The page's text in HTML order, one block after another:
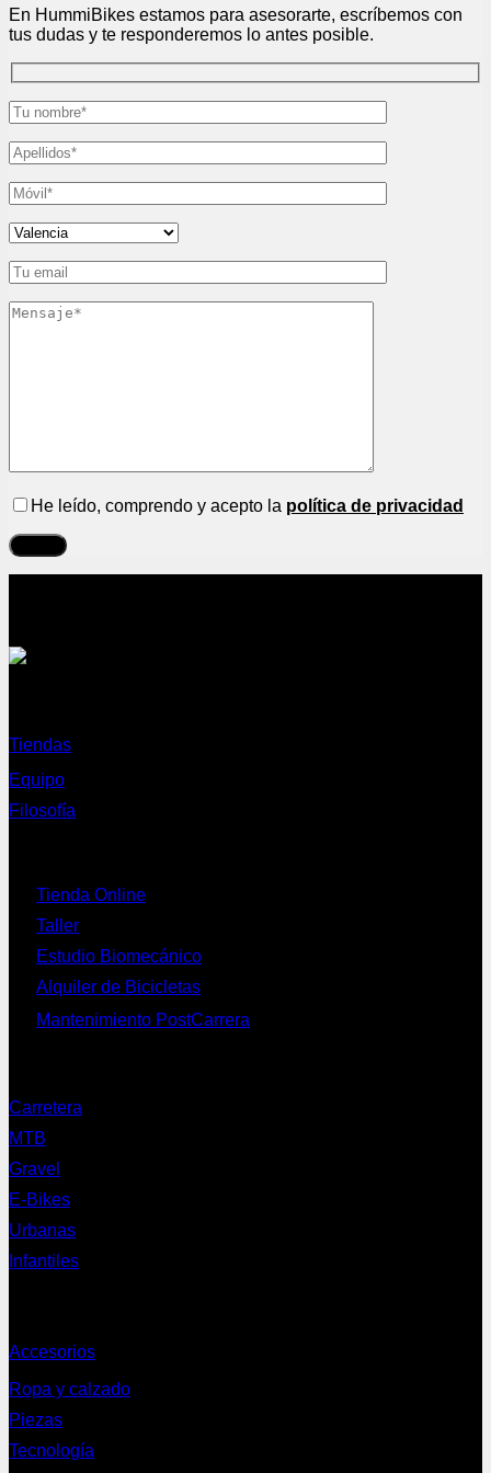
En HummiBikes estamos para asesorarte, escríbemos con
tus dudas y te responderemos lo antes posible.
He leído, comprendo y acepto la política de privacidad
Tiendas
Equipo
Filosofía
Tienda Online
Taller
Estudio Biomecánico
Alquiler de Bicicletas
Mantenimiento PostCarrera
Carretera
MTB
Gravel
E-Bikes
Urbanas
Infantiles
Accesorios
Ropa y calzado
Piezas
Tecnología